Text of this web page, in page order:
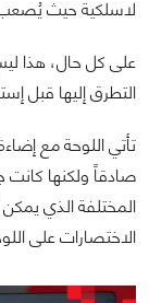
لاسلكية حيث يُصعب
على كل حال، هذا
التطرق إليها قبل
صادقاً ولكنها كانت
المختلفة الذي
الاختصارات على